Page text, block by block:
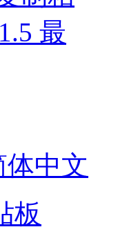
体中文